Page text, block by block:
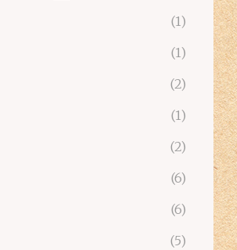
(1)
(1)
(2)
(1)
(2)
(6)
(6)
(5)